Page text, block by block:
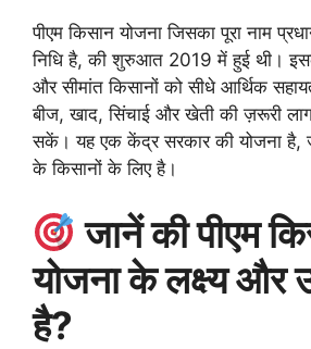
पीएम किसान योजना जिसका पूरा नाम
निधि है, की शुरुआत 2019 में हुई थी।
और सीमांत किसानों को सीधे आर्थिक
बीज, खाद, सिंचाई और खेती की ज़रूरी
सकें। यह एक केंद्र सरकार की योजना है,
के किसानों के लिए है।
जानें की पीएम
योजना के लक्ष्य और
है?